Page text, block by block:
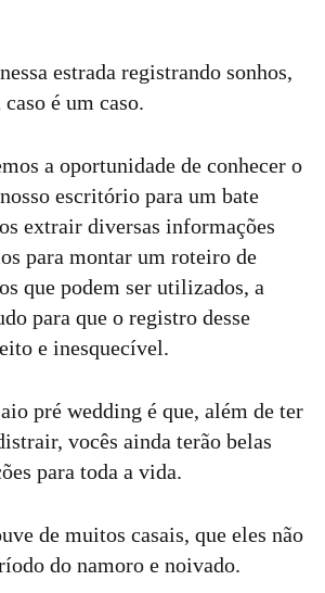
estrada registrando sonhos,
é um caso.
a oportunidade de conhecer o
escritório para um bate
extrair diversas informações
para montar um roteiro de
que podem ser utilizados, a
para que o registro desse
e inesquecível.
pré wedding é que, além de ter
vocês ainda terão belas
para toda a vida.
de muitos casais, que eles não
do namoro e noivado.